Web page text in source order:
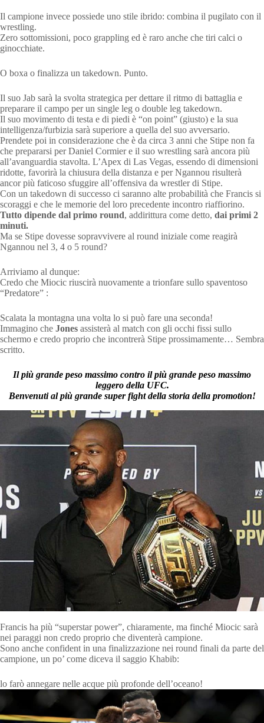
Il campione invece possiede uno stile ibrido: combina il pugilato con il
wrestling.
Zero sottomissioni, poco grappling ed è raro anche che tiri calci o
ginocchiate.
O boxa o finalizza un takedown. Punto.
Il suo Jab sarà la svolta strategica per dettare il ritmo di battaglia e
preparare il campo per un single leg o double leg takedown.
Il suo movimento di testa e di piedi è “on point” (giusto) e la sua
intelligenza/furbizia sarà superiore a quella del suo avversario.
Prendete poi in considerazione che è da circa 3 anni che Stipe non fa
che prepararsi per Daniel Cormier e il suo wrestling sarà ancora più
all’avanguardia stavolta. L’Apex di Las Vegas, essendo di dimensioni
ridotte, favorirà la chiusura della distanza e per Ngannou risulterà
ancor più faticoso sfuggire all’offensiva da wrestler di Stipe.
Con un takedown di successo ci saranno alte probabilità che Francis si
scoraggi e che le memorie del loro precedente incontro riaffiorino.
Tutto dipende dal primo round, addirittura come detto, dai primi 2
minuti.
Ma se Stipe dovesse sopravvivere al round iniziale come reagirà
Ngannou nel 3, 4 o 5 round?
Arriviamo al dunque:
Credo che Miocic riuscirà nuovamente a trionfare sullo spaventoso
“Predatore” :
Scalata la montagna una volta lo si può fare una seconda!
Immagino che Jones assisterà al match con gli occhi fissi sullo
schermo e credo proprio che incontrerà Stipe prossimamente… Sembra
scritto.
Il più grande peso massimo contro il più grande peso massimo
leggero della UFC.
Benvenuti al più grande super fight della storia della promotion!
Francis ha più “superstar power”, chiaramente, ma finché Miocic sarà
nei paraggi non credo proprio che diventerà campione.
Sono anche confident in una finalizzazione nei round finali da parte del
campione, un po’ come diceva il saggio Khabib:
lo farò annegare nelle acque più profonde dell’oceano!